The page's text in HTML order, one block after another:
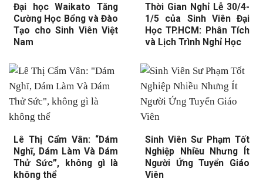
Đại học Waikato Tăng
Cường Học Bổng và Đào
Tạo cho Sinh Viên Việt
Nam
Thời Gian Nghỉ Lễ 30/4-
1/5 của Sinh Viên Đại
Học TP.HCM: Phân Tích
và Lịch Trình Nghỉ Học
Lê Thị Cẩm Vân: “Dám
Nghĩ, Dám Làm Và Dám
Thử Sức”, không gì là
không thể
Sinh Viên Sư Phạm Tốt
Nghiệp Nhiều Nhưng Ít
Người Ứng Tuyển Giáo
Viên